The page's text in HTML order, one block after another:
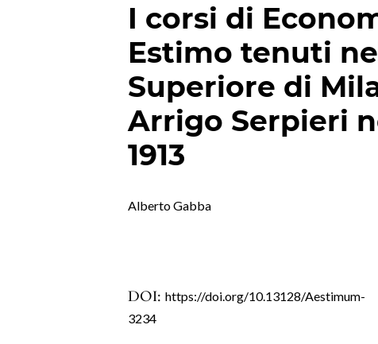
I corsi di
Estimo tenuti
Superiore di
Arrigo Serpieri
1913
Alberto Gabba
DOI:https://doi.org/10.13128/Aestimum-
3234